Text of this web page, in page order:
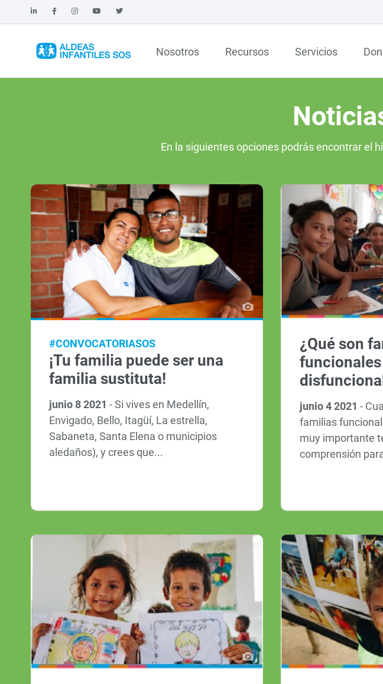
Nosotros Recursos Servicios
En la siguientes opciones podrás encontrar el
#CONVOCATORIASOS
¡Tu familia puede ser una
familia sustituta!
junio 8 2021-Si vives en Medellín,
Envigado, Bello, Itagüí, La estrella,
Sabaneta, Santa Elena o municipios
aledaños), y crees que...
¿Qué son
junio 4 2021 -
familias
muy importante
comprensión